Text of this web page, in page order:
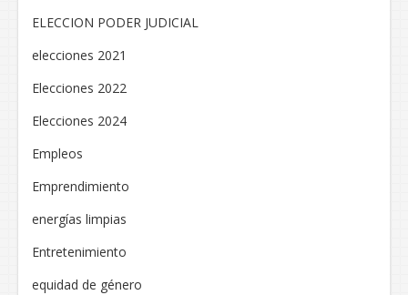
ELECCION PODER JUDICIAL
elecciones 2021
Elecciones 2022
Elecciones 2024
Empleos
Emprendimiento
energías limpias
Entretenimiento
equidad de género